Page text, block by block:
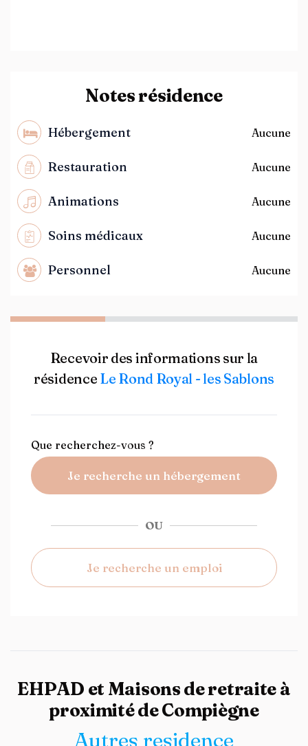
Notes résidence
Hébergement Aucune
Restauration Aucune
Animations Aucune
Soins médicaux Aucune
Personnel Aucune
Recevoir des informations sur la
résidence Le Rond Royal - les Sablons
Que recherchez-vous ?
Je recherche un hébergement
OU
Je recherche un emploi
EHPAD et Maisons de retraite à
proximité de Compiègne
Autres residence